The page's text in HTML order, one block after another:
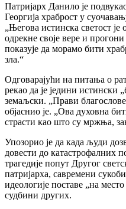
Патријарх Данило је
Георгија храброст у
„Његова истинска светост је
одрекне своје вере и
показује да морамо бити
зла.“
Одговарајући на питања о
рекао да је једини истински
земаљски. „Прави
објаснио је. „Ова духовна
страсти као што су мржња,
Упозорио је да када људи
довести до катастрофалних
трагедије попут Другог
патријарха, савремени
идеологије поставе „на
судбини других.